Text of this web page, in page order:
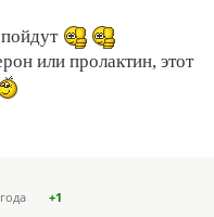
или пролактин, этот
+1